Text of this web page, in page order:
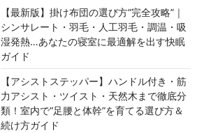
【最新版】掛け布団の選び方“完全攻略”｜
シンサレート・羽毛・人工羽毛・調温・吸
湿発熱…あなたの寝室に最適解を出す快眠
ガイド
【アシストステッパー】ハンドル付き・筋
力アシスト・ツイスト・天然木まで徹底分
類！室内で“足腰と体幹”を育てる選び方＆
続け方ガイド